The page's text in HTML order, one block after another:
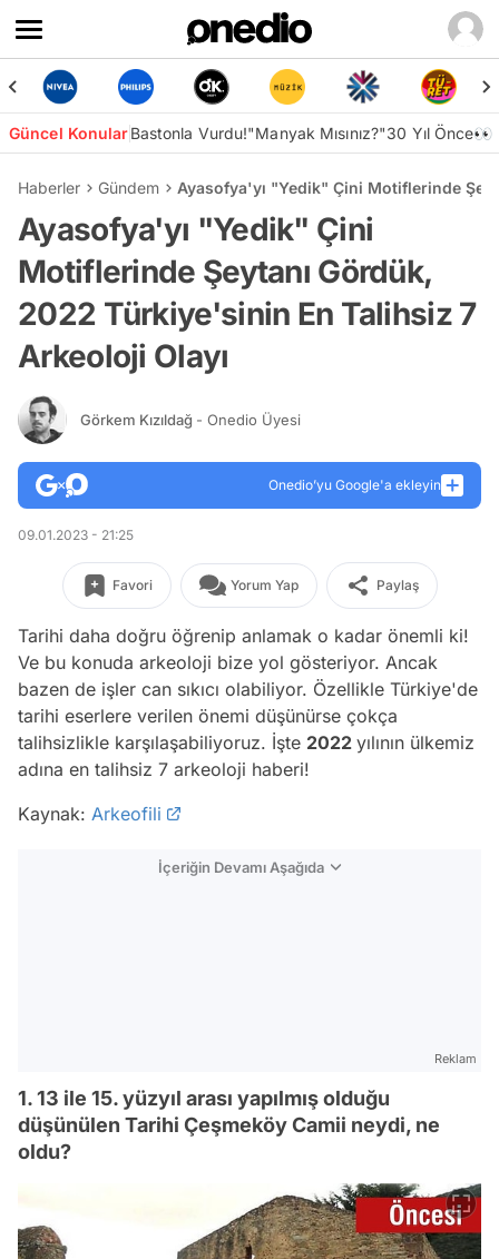
Güncel KonularBastonla Vurdu!"Manyak Mısınız?"30 Yıl Önce👀
Haberler Gündem Ayasofya'yı "Yedik" Çini Motiflerinde
Ayasofya'yı "Yedik" Çini
Motiflerinde Şeytanı Gördük,
2022 Türkiye'sinin En Talihsiz 7
Arkeoloji Olayı
Görkem Kızıldağ - Onedio Üyesi
Onedio’yu Google'a ekleyin
09.01.2023 - 21:25
Favori Yorum Yap Paylaş
Tarihi daha doğru öğrenip anlamak o kadar önemli ki!
Ve bu konuda arkeoloji bize yol gösteriyor. Ancak
bazen de işler can sıkıcı olabiliyor. Özellikle Türkiye'de
tarihi eserlere verilen önemi düşünürse çokça
talihsizlikle karşılaşabiliyoruz. İşte 2022 yılının ülkemiz
adına en talihsiz 7 arkeoloji haberi!
Kaynak: Arkeofili
İçeriğin Devamı Aşağıda
Reklam
1. 13 ile 15. yüzyıl arası yapılmış olduğu
düşünülen Tarihi Çeşmeköy Camii neydi, ne
oldu?